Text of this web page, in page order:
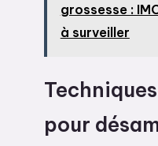
grossesse :
à surveiller
pour